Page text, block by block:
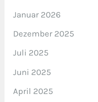
Januar 2026
Dezember 2025
Juli 2025
Juni 2025
April 2025